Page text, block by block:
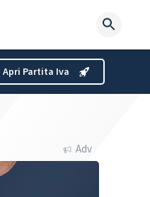
Apri Partita Iva
Adv